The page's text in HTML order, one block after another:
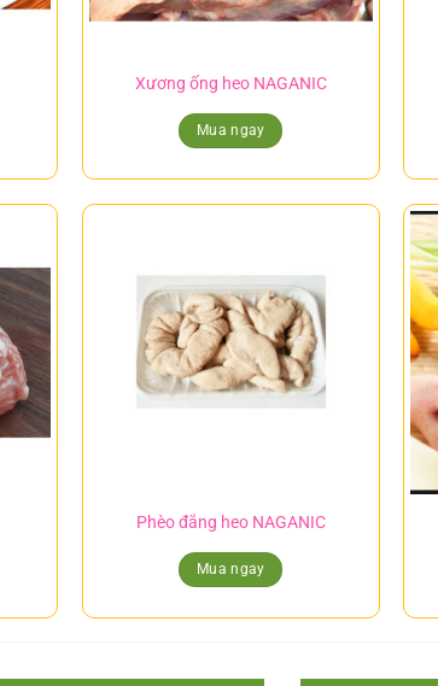
Xương ống heo NAGANIC
Mua ngay
Phèo đắng heo NAGANIC
Mua ngay